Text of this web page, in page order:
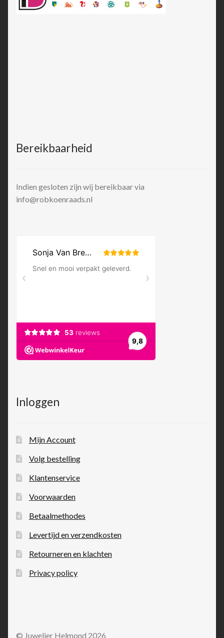
Bereikbaarheid
Indien gesloten zijn wij bereikbaar via
info@robkoenraads.nl
Inloggen
Mijn Account
Volg bestelling
Klantenservice
Voorwaarden
Betaalmethodes
Levertijd en verzendkosten
Retourneren en klachten
Privacy policy
© Juwelier Helmond 2026